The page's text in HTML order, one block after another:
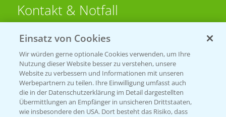
Kontakt & Notfall
Beratung auf WhatsApp
T.+49 (0)174 346 564 1
KONTAKT
Hilfe in Notfällen
Einsatz von Cookies
Wir würden gerne optionale Cookies verwenden, um Ihre
Nutzung dieser Website besser zu verstehen, unsere
Website zu verbessern und Informationen mit unseren
Werbepartnern zu teilen. Ihre Einwilligung umfasst auch
die in der Datenschutzerklärung im Detail dargestellten
Übermittlungen an Empfänger in unsicheren Drittstaaten,
wie insbesondere den USA. Dort besteht das Risiko, dass